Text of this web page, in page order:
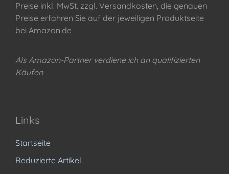
Preise inkl. MwSt. zzgl. Versandkosten, die genauen
Preise erfahren Sie auf der jeweiligen Produktseite
bei Amazon.de
Als Amazon-Partner verdiene ich an qualifizierten
Käufen
Links
Startseite
Reduzierte Artikel